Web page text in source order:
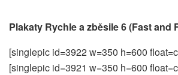
Plakaty Rychle a zběsile 6 (Fast and
[singlepic id=3922 w=350 h=600
[singlepic id=3921 w=350 h=600